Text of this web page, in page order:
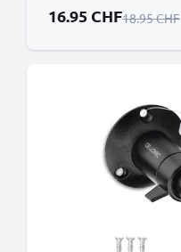
Prix spécial
16.95 CHFPrix normal
18.95 CHF